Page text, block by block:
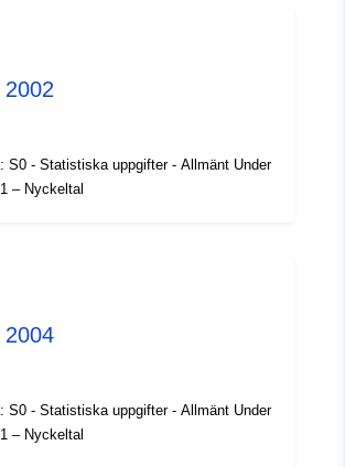
[ 2.54, 49.49 ], [ 2.54, 51.51 ]
public
2002
S0 - Statistiska uppgifter - Allmänt Under
– Nyckeltal
2004
S0 - Statistiska uppgifter - Allmänt Under
– Nyckeltal